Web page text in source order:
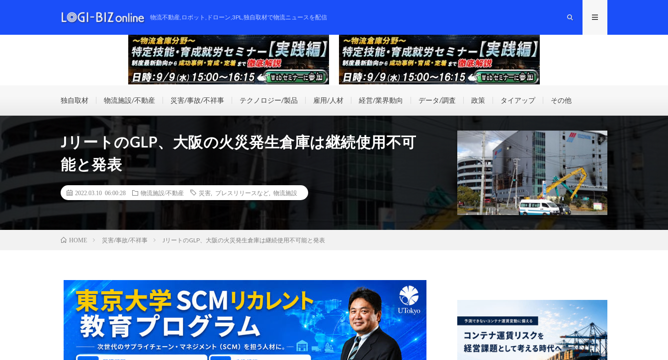
物流不動産,ロボット,ドローン,3PL,独自取材で物流ニュースを配信
独自取材 物流施設/不動産 災害/事故/不祥事 テクノロジー/製品 雇用/人材 経営/業界動向 データ/調査 政策 タイアップ その他
JリートのGLP、大阪の火災発生倉庫は継続使用不可
能と発表
2022.03.10 06:00:28 物流施設/不動産 災害 プレスリリースなど 物流施設
HOME 災害/事故/不祥事 JリートのGLP、大阪の火災発生倉庫は継続使用不可能と発表